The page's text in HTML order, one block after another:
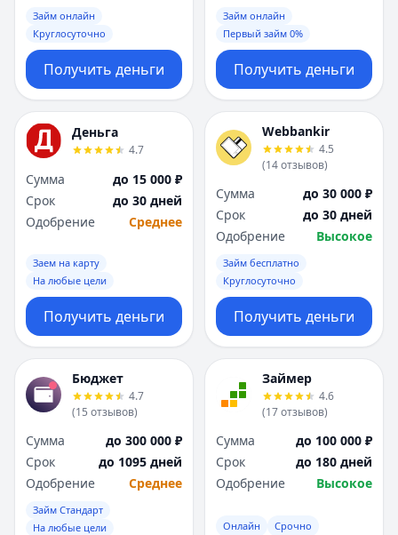
Займ онлайн
Круглосуточно
Получить деньги
Займ онлайн
Первый займ 0%
Получить деньги
Деньга
4.7
Сумма
до 15 000 ₽
Срок
до 30 дней
Одобрение
Среднее
Заем на карту
На любые цели
Получить деньги
Webbankir
4.5
(14отзывов)
Сумма
до 30 000 ₽
Срок
до 30 дней
Одобрение
Высокое
Займ бесплатно
Круглосуточно
Получить деньги
Бюджет
4.7
(15 отзывов)
Сумма
до 300 000 ₽
Срок
до 1095 дней
Одобрение
Среднее
Займ Стандарт
На любые цели
Займер
4.6
(17отзывов)
Сумма
до 100 000 ₽
Срок
до 180 дней
Одобрение
Высокое
Онлайн Срочно